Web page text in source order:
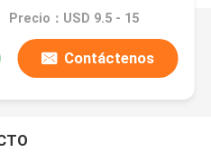
Ah
Precio：USD 9.5 - 15
Contáctenos